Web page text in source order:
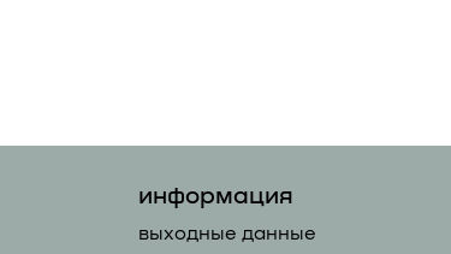
информация
выходные данные